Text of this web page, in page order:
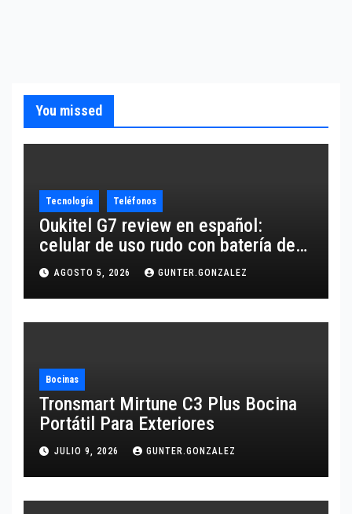
You missed
Tecnología Teléfonos
Oukitel G7 review en español:
celular de uso rudo con batería de
10,600 mAh
AGOSTO 5, 2026 GUNTER.GONZALEZ
Bocinas
Tronsmart Mirtune C3 Plus Bocina
Portátil Para Exteriores
JULIO 9, 2026 GUNTER.GONZALEZ